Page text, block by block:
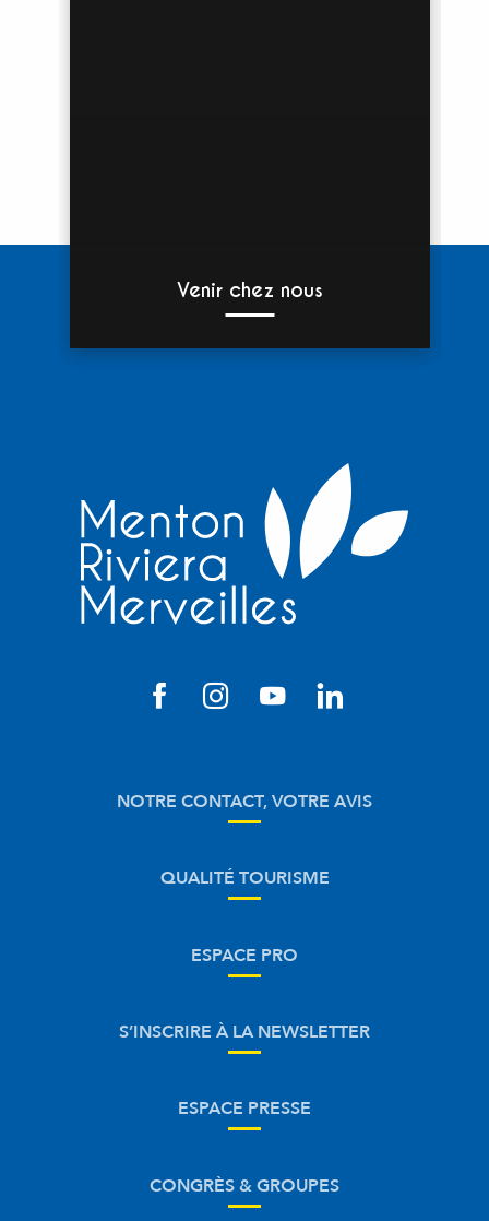
Venir chez nous
NOTRE CONTACT, VOTRE AVIS
QUALITÉ TOURISME
ESPACE PRO
S’INSCRIRE À LA NEWSLETTER
ESPACE PRESSE
CONGRÈS & GROUPES